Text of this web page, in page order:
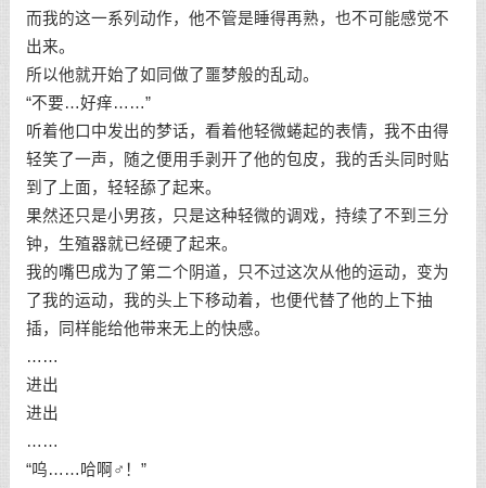
而我的这一系列动作，他不管是睡得再熟，也不可能感觉不
出来。
所以他就开始了如同做了噩梦般的乱动。
“不要…好痒……”
听着他口中发出的梦话，看着他轻微蜷起的表情，我不由得
轻笑了一声，随之便用手剥开了他的包皮，我的舌头同时贴
到了上面，轻轻舔了起来。
果然还只是小男孩，只是这种轻微的调戏，持续了不到三分
钟，生殖器就已经硬了起来。
我的嘴巴成为了第二个阴道，只不过这次从他的运动，变为
了我的运动，我的头上下移动着，也便代替了他的上下抽
插，同样能给他带来无上的快感。
……
进出
进出
……
“呜……哈啊♂！”